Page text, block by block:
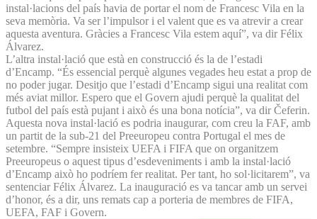
instal·lacions del país havia de portar el nom de Francesc Vila en la
seva memòria. Va ser l’impulsor i el valent que es va atrevir a crear
aquesta aventura. Gràcies a Francesc Vila estem aquí”, va dir Félix
Álvarez.
L’altra instal·lació que està en construcció és la de l’estadi
d’Encamp. “És essencial perquè algunes vegades heu estat a prop de
no poder jugar. Desitjo que l’estadi d’Encamp sigui una realitat com
més aviat millor. Espero que el Govern ajudi perquè la qualitat del
futbol del país està pujant i això és una bona notícia”, va dir Čeferin.
Aquesta nova instal·lació es podria inaugurar, com creu la FAF, amb
un partit de la sub-21 del Preeuropeu contra Portugal el mes de
setembre. “Sempre insisteix UEFA i FIFA que on organitzem
Preeuropeus o aquest tipus d’esdeveniments i amb la instal·lació
d’Encamp això ho podríem fer realitat. Per tant, ho sol·licitarem”, va
sentenciar Félix Álvarez. La inauguració es va tancar amb un servei
d’honor, és a dir, uns remats cap a porteria de membres de FIFA,
UEFA, FAF i Govern.